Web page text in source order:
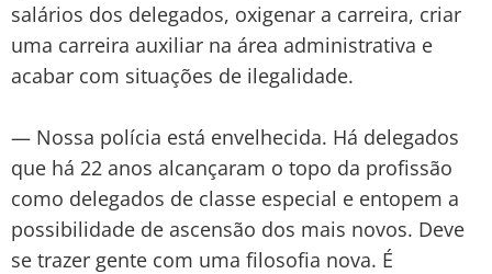
salários dos delegados, oxigenar a carreira, criar
uma carreira auxiliar na área administrativa e
acabar com situações de ilegalidade.
— Nossa polícia está envelhecida. Há delegados
que há 22 anos alcançaram o topo da profissão
como delegados de classe especial e entopem a
possibilidade de ascensão dos mais novos. Deve
se trazer gente com uma filosofia nova. É